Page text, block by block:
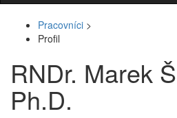
Pracovníci >
Profil
RNDr. Marek
Ph.D.